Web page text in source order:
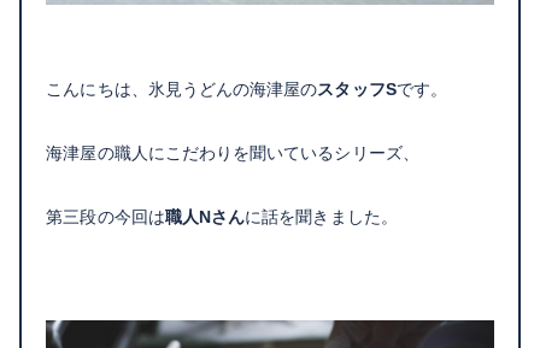
こんにちは、氷見うどんの海津屋のスタッフSです。
海津屋の職人にこだわりを聞いているシリーズ、
第三段の今回は職人Nさんに話を聞きました。